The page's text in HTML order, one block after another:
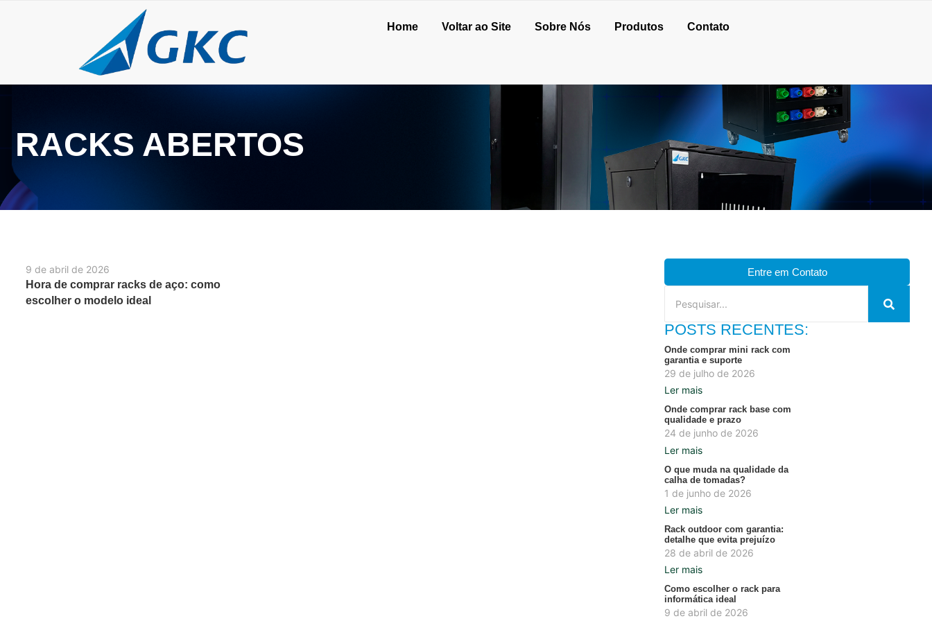
Home Voltar ao Site Sobre Nós Produtos Contato
RACKS ABERTOS
9 de abril de 2026
Hora de comprar racks de aço: como
escolher o modelo ideal
Entre em Contato
POSTS RECENTES:
Onde comprar mini rack com
garantia e suporte
29 de julho de 2026
Ler mais
Onde comprar rack base com
qualidade e prazo
24 de junho de 2026
Ler mais
O que muda na qualidade da
calha de tomadas?
1 de junho de 2026
Ler mais
Rack outdoor com garantia:
detalhe que evita prejuízo
28 de abril de 2026
Ler mais
Como escolher o rack para
informática ideal
9 de abril de 2026